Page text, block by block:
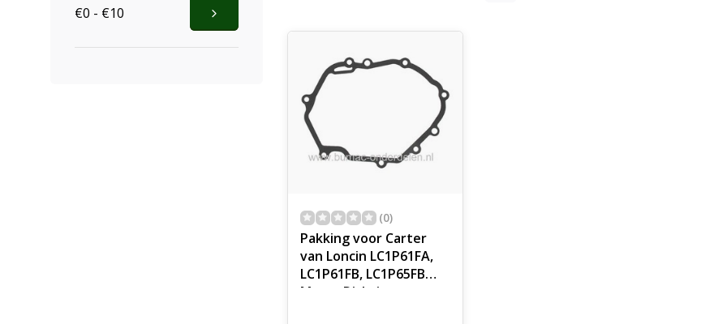
€0 - €10
(0)
Pakking voor Carter
van Loncin LC1P61FA,
LC1P61FB, LC1P65FB
Motor Dichting,